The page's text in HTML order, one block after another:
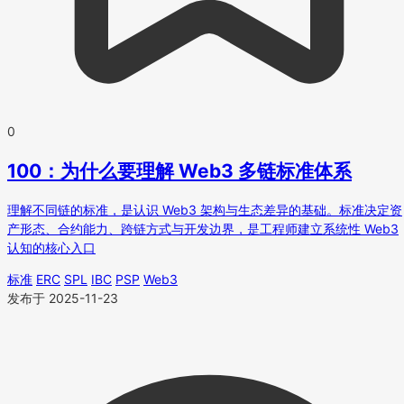
0
100：为什么要理解 Web3 多链标准体系
理解不同链的标准，是认识 Web3 架构与生态差异的基础。标准决定资
产形态、合约能力、跨链方式与开发边界，是工程师建立系统性 Web3
认知的核心入口
标准 ERC SPL IBC PSP Web3
发布于 2025-11-23